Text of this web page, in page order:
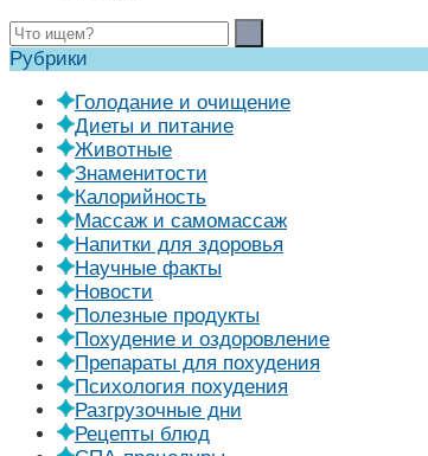
Рубрики
Голодание и очищение
Диеты и питание
Животные
Знаменитости
Калорийность
Массаж и самомассаж
Напитки для здоровья
Научные факты
Новости
Полезные продукты
Похудение и оздоровление
Препараты для похудения
Психология похудения
Разгрузочные дни
Рецепты блюд